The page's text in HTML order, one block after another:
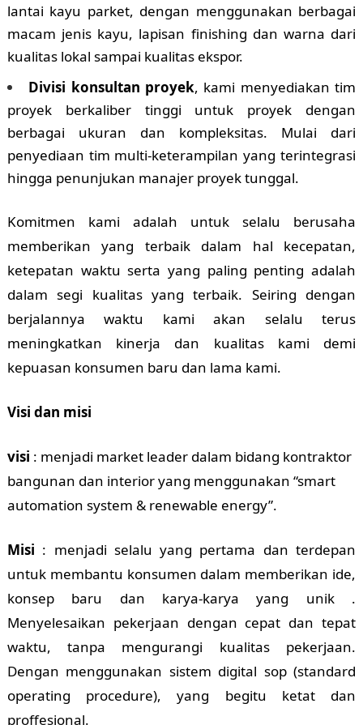
lantai kayu parket, dengan menggunakan berbagai
macam jenis kayu, lapisan finishing dan warna dari
kualitas lokal sampai kualitas ekspor.
Divisi konsultan proyek, kami menyediakan tim
proyek berkaliber tinggi untuk proyek dengan
berbagai ukuran dan kompleksitas. Mulai dari
penyediaan tim multi-keterampilan yang terintegrasi
hingga penunjukan manajer proyek tunggal.
Komitmen kami adalah untuk selalu berusaha
memberikan yang terbaik dalam hal kecepatan,
ketepatan waktu serta yang paling penting adalah
dalam segi kualitas yang terbaik. Seiring dengan
berjalannya waktu kami akan selalu terus
meningkatkan kinerja dan kualitas kami demi
kepuasan konsumen baru dan lama kami.
Visi dan misi
visi : menjadi market leader dalam bidang kontraktor
bangunan dan interior yang menggunakan “smart
automation system & renewable energy”.
Misi : menjadi selalu yang pertama dan terdepan
untuk membantu konsumen dalam memberikan ide,
konsep baru dan karya-karya yang unik .
Menyelesaikan pekerjaan dengan cepat dan tepat
waktu, tanpa mengurangi kualitas pekerjaan.
Dengan menggunakan sistem digital sop (standard
operating procedure), yang begitu ketat dan
proffesional.